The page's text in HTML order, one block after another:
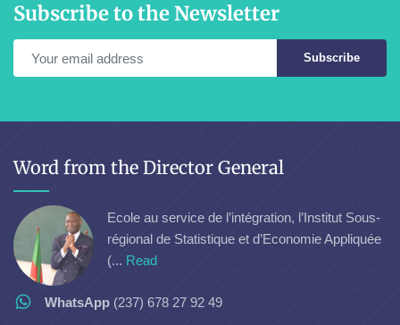
Subscribe to the Newsletter
Subscribe
Word from the Director General
Ecole au service de l’intégration, l’Institut Sous-
régional de Statistique et d’Economie Appliquée
(... Read
WhatsApp (237) 678 27 92 49